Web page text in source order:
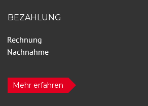
BEZAHLUNG
Mehr erfahren